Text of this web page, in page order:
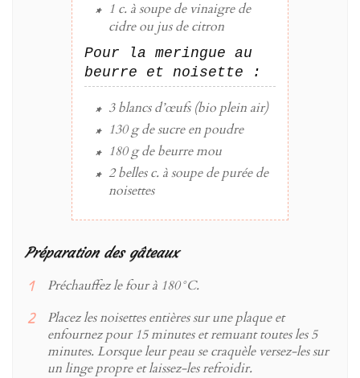
1 c. à soupede vinaigre de
cidreou jus de citron
Pour la meringue au
beurre et noisette :
3 blancs d’œufs(bio plein air)
130 gdesucreen poudre
180 gdebeurremou
2 belles c. à soupedepurée de
noisettes
Préparation des gâteaux
Préchauffez le four à 180°C.
Placez les noisettes entières sur une plaque et
enfournez pour 15 minutes et remuant toutes les 5
minutes. Lorsque leur peau se craquèle versez-les sur
un linge propre et laissez-les refroidir.